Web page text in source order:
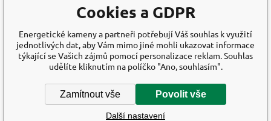
Cookies a GDPR
Energetické kameny a partneři potřebují Váš souhlas k využití
jednotlivých dat, aby Vám mimo jiné mohli ukazovat informace
týkající se Vašich zájmů pomocí personalizace reklam. Souhlas
udělíte kliknutím na políčko "Ano, souhlasím".
Zamítnout vše Povolit vše
Další nastavení